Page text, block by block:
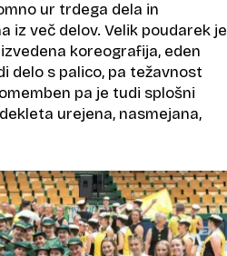
ur trdega dela in
iz več delov. Velik poudarek je
koreografija, eden
delo s palico, pa težavnost
pa je tudi splošni
urejena, nasmejana,